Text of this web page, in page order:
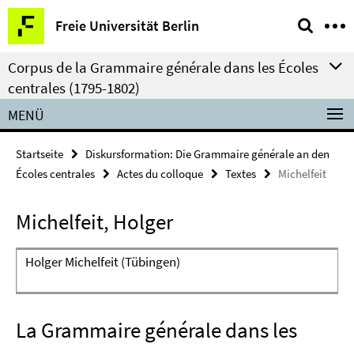
Springe
direkt
zu
Inhalt
Freie Universität Berlin
Service-
Navigation
Corpus de la Grammaire générale dans les Écoles
centrales (1795-1802)
MENÜ
Startseite
Diskursformation: Die Grammaire générale an den
Écoles centrales
Actes du colloque Textes Michelfeit
Michelfeit, Holger
Holger Michelfeit (Tübingen)
La Grammaire générale dans les